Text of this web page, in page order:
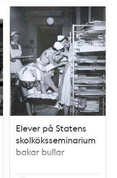
Elever på Statens
skolköksseminarium
bakar bullar